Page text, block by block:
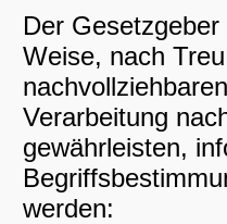
Der
Weise, nach
Verarbeitung
gewährleisten,
werden: